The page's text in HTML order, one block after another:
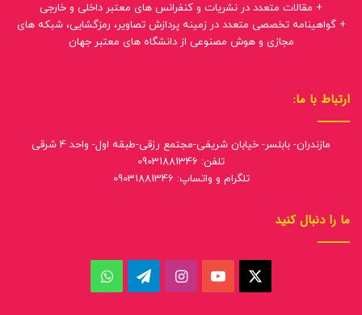
+ مقالات متعدد در نشریات و کنفرانس های معتبر داخلی و خارجی
+ گواهینامه تخصصی متعدد در زمینه پردازش تصاویر، رمزگشایی، شبکه های
مجازی و هوش مصنوعی از دانشگاه های معتبر جهان
ارتباط با ما:
مازندران- بابلسر- خیابان شریفی-مجتمع رزقی-طبقه اول- واحد 4 شرقی
تلفن: 09031881346
تلگرام و واتساپ: 09031881346
ما را دنبال کنید
ایکس یوتیوب اینستاگرام
تلگرام